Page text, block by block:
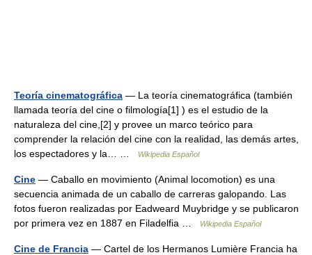
Teoría cinematográfica — La teoría cinematográfica (también
llamada teoría del cine o filmología[1] ) es el estudio de la
naturaleza del cine,[2] y provee un marco teórico para
comprender la relación del cine con la realidad, las demás artes,
los espectadores y la… …
Wikipedia Español
Cine — Caballo en movimiento (Animal locomotion) es una
secuencia animada de un caballo de carreras galopando. Las
fotos fueron realizadas por Eadweard Muybridge y se publicaron
por primera vez en 1887 en Filadelfia …
Wikipedia Español
Cine de Francia — Cartel de los Hermanos Lumière Francia ha